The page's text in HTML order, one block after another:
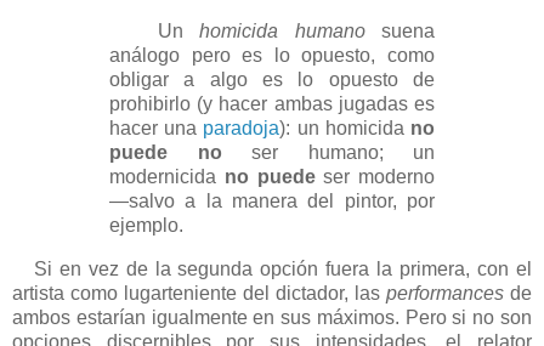
Unhomicida humanosuena
análogo pero es lo opuesto, como
obligar a algo es lo opuesto de
prohibirlo (y hacer ambas jugadas es
hacer una paradoja): un homicida no
puede no ser humano; un
modernicida no puedeser moderno
—salvo a la manera del pintor, por
ejemplo.
Si en vez de la segunda opción fuera la primera, con el
artista como lugarteniente del dictador, las performances de
ambos estarían igualmente en sus máximos. Pero si no son